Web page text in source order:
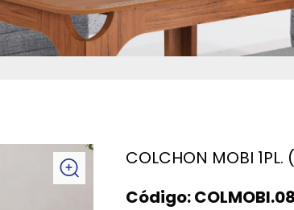
COLCHON MOBI 1PL.
Código: